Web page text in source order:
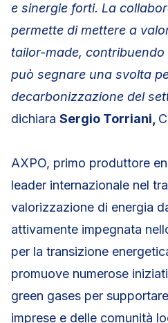
e sinergie forti. La
permette di mettere a
tailor-made,
può segnare una svolta
decarbonizzazione del
dichiara Sergio Torriani,
AXPO, primo produttore
leader internazionale nel
valorizzazione di energia
attivamente impegnata
per la transizione
promuove numerose
green gases per
imprese e delle comunità